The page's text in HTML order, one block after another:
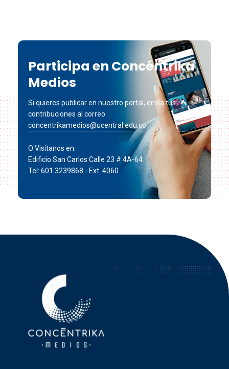
Participa en Concéntrika
Medios
Si quieres publicar en nuestro portal, envía tus
contribuciones al correo
concentrikamedios@ucentral.edu.co
O Visítanos en:
Edificio San Carlos Calle 23 # 4A-64
Tel: 601 3239868 - Ext. 4060